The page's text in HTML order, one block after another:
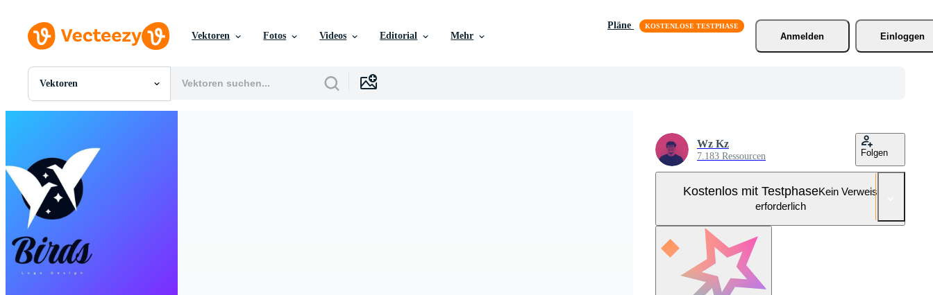
Vektoren Fotos Videos Editorial Mehr
Pläne
Anmelden
Einloggen
Vektoren
Alle Bilder
SVGs
Vorlagen
Vektoren
Videos
Motion Graphics
Redaktionelle Ereignisse
Wz Kz
7.183 Ressourcen Folgen
Kostenlos mit TestphaseKein Verweis
erforderlich